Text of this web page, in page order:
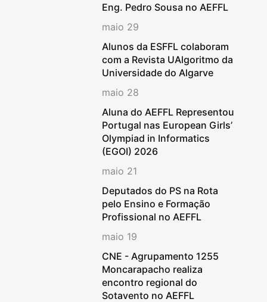
Eng. Pedro Sousa no AEFFL
maio 29
Alunos da ESFFL colaboram
com a Revista UAlgoritmo da
Universidade do Algarve
maio 28
Aluna do AEFFL Representou
Portugal nas European Girls’
Olympiad in Informatics
(EGOI) 2026
maio 21
Deputados do PS na Rota
pelo Ensino e Formação
Profissional no AEFFL
maio 19
CNE - Agrupamento 1255
Moncarapacho realiza
encontro regional do
Sotavento no AEFFL